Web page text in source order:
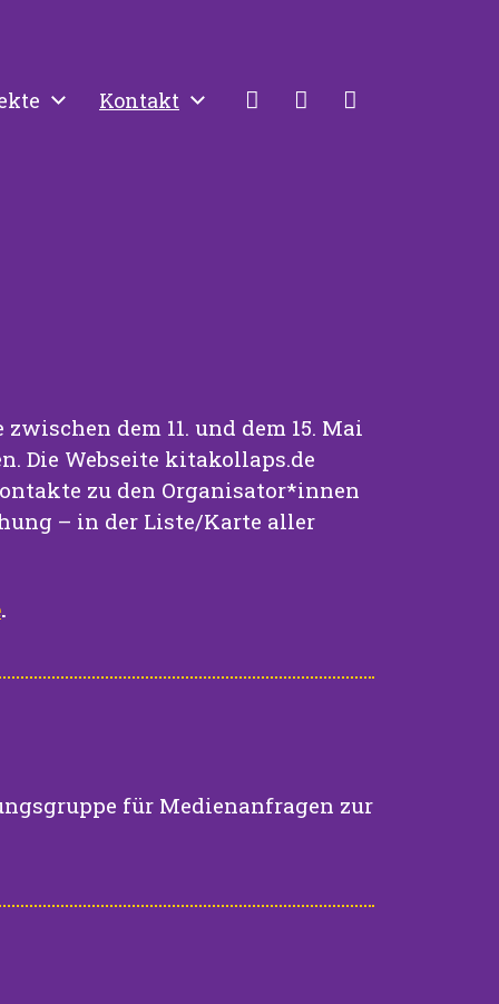
Kontakt
dem 11. und dem 15. Mai
Die Webseite kitakollaps.de
zu den Organisator*innen
– in der Liste/Karte aller
.
für Medienanfragen zur